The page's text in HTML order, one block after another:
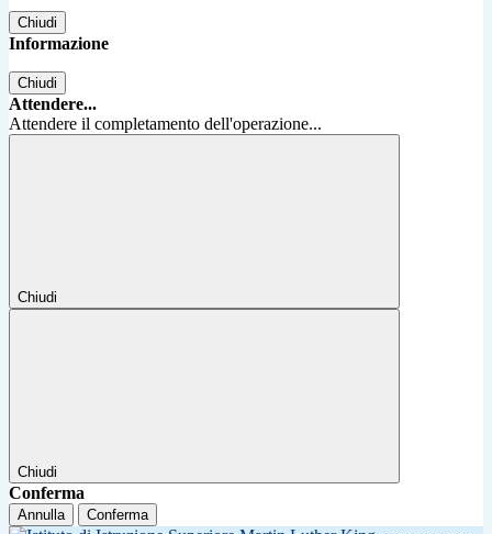
Chiudi
Informazione
Chiudi
Attendere...
Attendere il completamento dell'operazione...
Chiudi
Chiudi
Conferma
Annulla Conferma